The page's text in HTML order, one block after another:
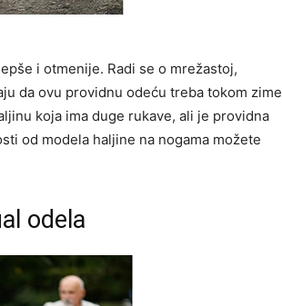
i otmenije. Radi se o mrežastoj,
da ovu providnu odeću treba tokom zime
koja ima duge rukave, ali je providna
od modela haljine na nogama možete
odela